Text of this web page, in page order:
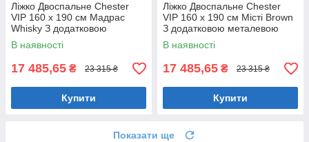
Ліжко Двоспальне Chester
VIP 160 х 190 см Мадрас
Whisky З додатковою
металевою цільнозварною
рамою Коричневий
В наявності
17 485,65 ₴ 23 315 ₴
Купити
Ліжко Двоспальне Chester
VIP 160 х 190 см Місті Brown
З додатковою металевою
цільнозварною рамою
Коричневий
В наявності
17 485,65 ₴ 23 315 ₴
Купити
Показати ще